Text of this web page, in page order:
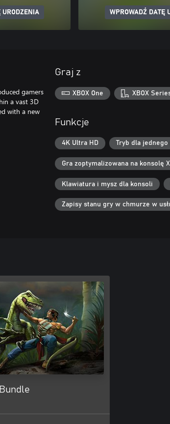
URODZENIA WPROWADŹ DATĘ
gamers
a vast 3D
with a new
Graj z
XBOX One XBOX
Funkcje
4K Ultra HD Tryb dla jednego
Gra zoptymalizowana na konsolę
Klawiatura i mysz dla konsoli
Zapisy stanu gry w chmurze w